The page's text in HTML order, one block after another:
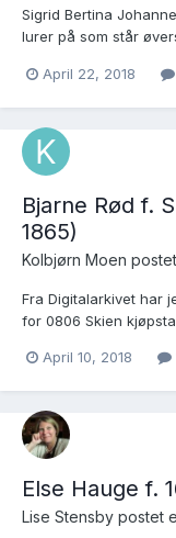
Sigrid Bertina
lurer på som står
Jeg tror det står
Sigrid Bertina
April 22, 2018
Bjarne Rød f.
1865)
Kolbjørn Moen
Fra Digitalarkivet har
for 0806 Skien
Folketelling 1910 for
Larsen skrev tilbake...
April 10, 2018
Else Hauge f.
Lise Stensby postet